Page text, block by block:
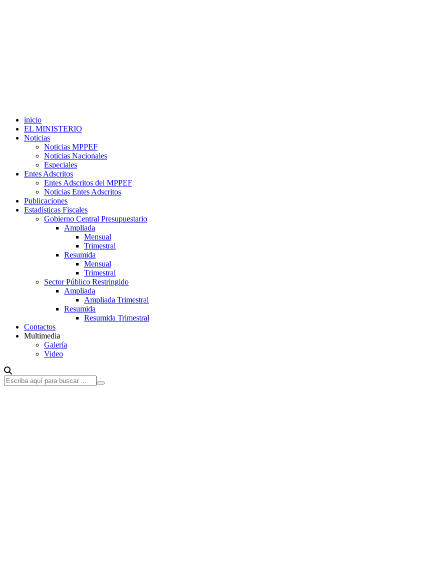
inicio
EL MINISTERIO
Noticias
Noticias MPPEF
Noticias Nacionales
Especiales
Entes Adscritos
Entes Adscritos del MPPEF
Noticias Entes Adscritos
Publicaciones
Estadísticas Fiscales
Gobierno Central Presupuestario
Ampliada
Mensual
Trimestral
Resumida
Mensual
Trimestral
Sector Público Restringido
Ampliada
Ampliada Trimestral
Resumida
Resumida Trimestral
Contactos
Multimedia
Galería
Video